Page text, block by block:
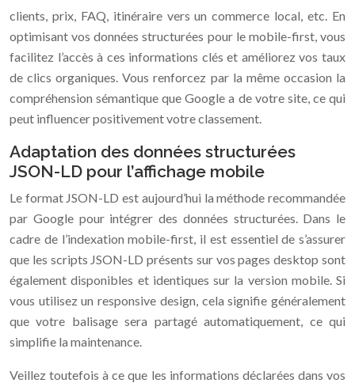
clients, prix, FAQ, itinéraire vers un commerce local, etc. En
optimisant vos données structurées pour le mobile-first, vous
facilitez l’accès à ces informations clés et améliorez vos taux
de clics organiques. Vous renforcez par la même occasion la
compréhension sémantique que Google a de votre site, ce qui
peut influencer positivement votre classement.
Adaptation des données structurées
JSON-LD pour l’affichage mobile
Le format JSON-LD est aujourd’hui la méthode recommandée
par Google pour intégrer des données structurées. Dans le
cadre de l’indexation mobile-first, il est essentiel de s’assurer
que les scripts JSON-LD présents sur vos pages desktop sont
également disponibles et identiques sur la version mobile. Si
vous utilisez un responsive design, cela signifie généralement
que votre balisage sera partagé automatiquement, ce qui
simplifie la maintenance.
Veillez toutefois à ce que les informations déclarées dans vos